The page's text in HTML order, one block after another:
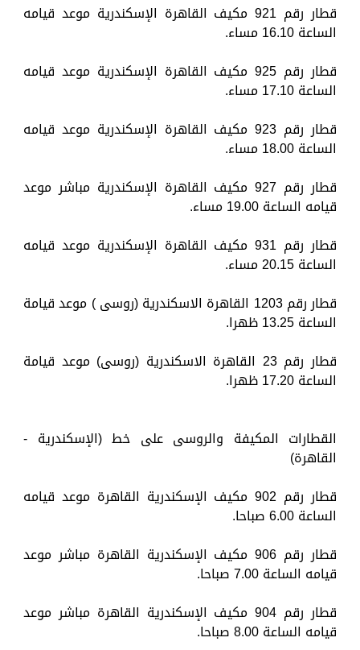
قطار رقم 921 مكيف القاهرة الإسكندرية موعد قيامه
الساعة 16.10 مساء.
قطار رقم 925 مكيف القاهرة الإسكندرية موعد قيامه
الساعة 17.10 مساء.
قطار رقم 923 مكيف القاهرة الإسكندرية موعد قيامه
الساعة 18.00 مساء.
قطار رقم 927 مكيف القاهرة الإسكندرية مباشر موعد
قيامه الساعة 19.00 مساء.
قطار رقم 931 مكيف القاهرة الإسكندرية موعد قيامه
الساعة 20.15 مساء.
قطار رقم 1203 القاهرة الاسكندرية (روسى ) موعد قيامة
الساعة 13.25 ظهرا.
قطار رقم 23 القاهرة الاسكندرية (روسى) موعد قيامة
الساعة 17.20 ظهرا.
القطارات المكيفة والروسى على خط (الإسكندرية -
القاهرة)
قطار رقم 902 مكيف الإسكندرية القاهرة موعد قيامه
الساعة 6.00 صباحا.
قطار رقم 906 مكيف الإسكندرية القاهرة مباشر موعد
قيامه الساعة 7.00 صباحا.
قطار رقم 904 مكيف الإسكندرية القاهرة مباشر موعد
قيامه الساعة 8.00 صباحا.